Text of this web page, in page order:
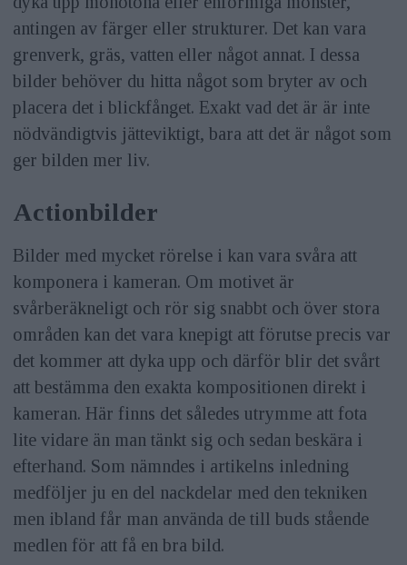
antingen av färger eller strukturer. Det kan vara
grenverk, gräs, vatten eller något annat. I dessa
bilder behöver du hitta något som bryter av och
placera det i blickfånget. Exakt vad det är är inte
nödvändigtvis jätteviktigt, bara att det är något som
ger bilden mer liv.
Actionbilder
Bilder med mycket rörelse i kan vara svåra att
komponera i kameran. Om motivet är
svårberäkneligt och rör sig snabbt och över stora
områden kan det vara knepigt att förutse precis var
det kommer att dyka upp och därför blir det svårt
att bestämma den exakta kompositionen direkt i
kameran. Här finns det således utrymme att fota
lite vidare än man tänkt sig och sedan beskära i
efterhand. Som nämndes i artikelns inledning
medföljer ju en del nackdelar med den tekniken
men ibland får man använda de till buds stående
medlen för att få en bra bild.